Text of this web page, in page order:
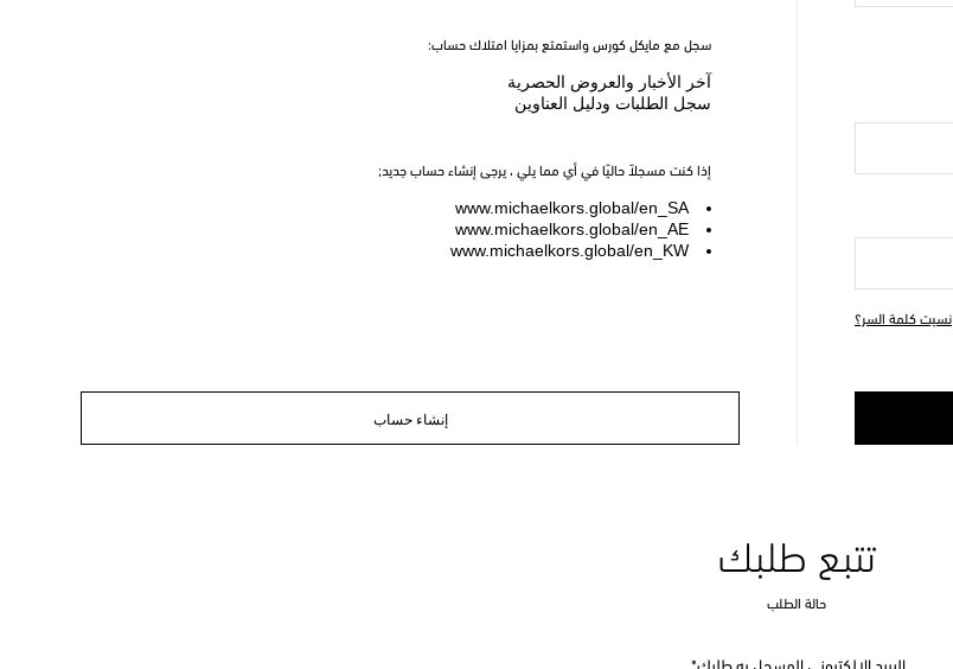
نسيت كلمة السر؟
سجل مع مايكل كورس واستمتع بمزايا امتلاك حساب:
آخر الأخبار والعروض الحصرية
سجل الطلبات ودليل العناوين
إذا كنت مسجلاً حاليًا في أي مما يلي ، يرجى إنشاء حساب جديد;
www.michaelkors.global/en_SA
www.michaelkors.global/en_AE
www.michaelkors.global/en_KW
إنشاء حساب
تتبع طلبك
حالة الطلب